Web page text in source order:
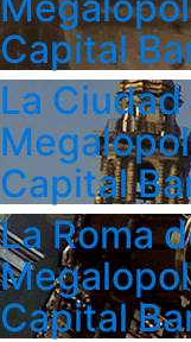
Capital
La
Capital
La Roma
Capital